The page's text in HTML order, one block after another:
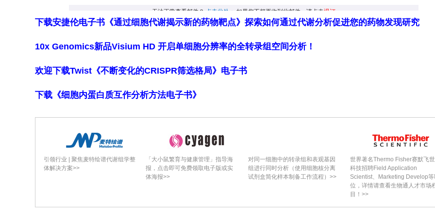
在我们的调查中，只有大约四分之一的男同性性行为者表示接种了天花疫苗。接种率与化学性
著。总体而言，天花疫苗的接种率仍然不高，这反映出高风险人群中的天花疫苗覆盖存在持续
不足的问题。因此，有必要在HIV/性传播感染防治服务中加强综合性的联合预防措施，尤其是
打赏
下载安捷伦电子书《通过细胞代谢揭示新的药物靶点》探索如何通过代谢分析促进您的药物发现研究
10x Genomics新品Visium HD 开启单细胞分辨率的全转录组空间分析！
欢迎下载Twist《不断变化的CRISPR筛选格局》电子书
下载《细胞内蛋白质互作分析方法电子书》
引领行业 | 聚焦麦特绘谱代谢组学整
体解决方案>>
「大小鼠繁育与健康管理」指导海
报，点击即可免费领取电子版或实
体海报>>
对同一细胞中的转录组和表观基因
组进行同时分析（使用细胞核分离
试剂盒简化样本制备工作流程）>>
世界著名Thermo Fisher赛默飞
科技招聘Field Application
Scientist、Marketing Develop等
位，详情请查看生物通人才市场
目！>>